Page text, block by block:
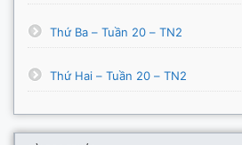
Thứ Ba – Tuần 20 – TN2
Thứ Hai – Tuần 20 – TN2